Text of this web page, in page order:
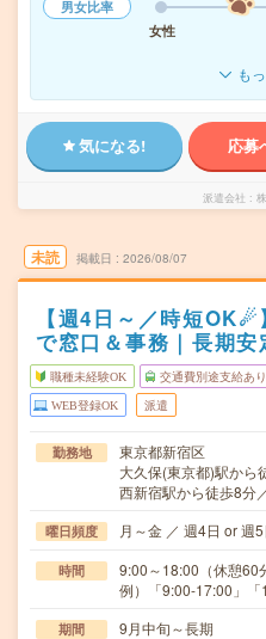
男女比率
女性
も
気になる! 応募
派遣会社
未読 掲載日 2026/08/07
【週4日～／時短
で窓口＆事務｜長期
職種未経験OK 交通費別途支給あり
WEB登録OK 派遣
勤務地
東京都新宿区
大久保(東京都)駅から
西新宿駅から徒歩8分
曜日頻度 月～金 ／ 週4日 or 週5
時間
9:00～18:00（休憩
例）「9:00-17:00」
期間 9月中旬～長期